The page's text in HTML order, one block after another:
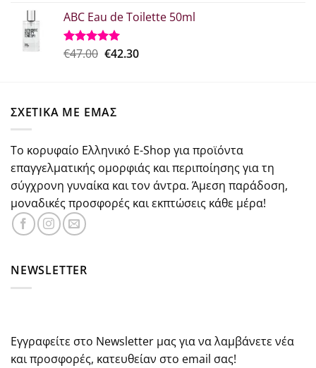
από 5
was:
€37.30.
τιμή
€29.84.
ABC Eau de Toilette 50ml
Βαθμολογήθηκε
€47.00 Original
€42.30Η
ΣΧΕΤΙΚΑ ΜΕ ΕΜΑΣ
Το κορυφαίο Ελληνικό E-Shop για προϊόντα
επαγγελματικής ομορφιάς και περιποίησης για τη
σύγχρονη γυναίκα και τον άντρα. Άμεση παράδοση,
μοναδικές προσφορές και εκπτώσεις κάθε μέρα!
NEWSLETTER
Εγγραφείτε στο Newsletter μας για να λαμβάνετε νέα
και προσφορές, κατευθείαν στο email σας!